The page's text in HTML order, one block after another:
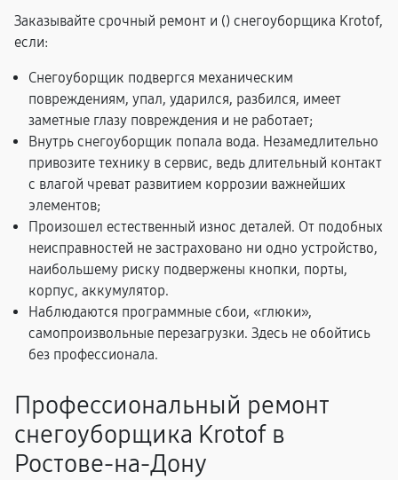
Заказывайте срочный ремонт и () снегоуборщика Krotof,
если:
Снегоуборщик подвергся механическим
повреждениям, упал, ударился, разбился, имеет
заметные глазу повреждения и не работает;
Внутрь снегоуборщик попала вода. Незамедлительно
привозите технику в сервис, ведь длительный контакт
с влагой чреват развитием коррозии важнейших
элементов;
Произошел естественный износ деталей. От подобных
неисправностей не застраховано ни одно устройство,
наибольшему риску подвержены кнопки, порты,
корпус, аккумулятор.
Наблюдаются программные сбои, «глюки»,
самопроизвольные перезагрузки. Здесь не обойтись
без профессионала.
Профессиональный ремонт
снегоуборщика Krotof в
Ростове-на-Дону